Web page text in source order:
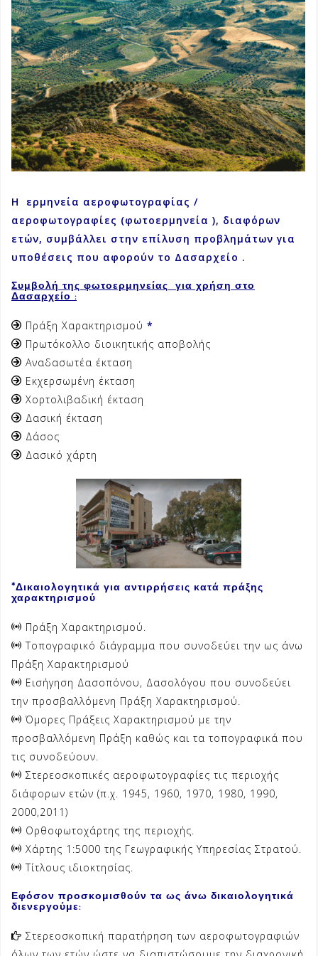
H ερμηνεία αεροφωτογραφίας /
αεροφωτογραφίες (φωτοερμηνεία ), διαφόρων
ετών, συμβάλλει στην επίλυση προβλημάτων για
υποθέσεις που αφορούν το Δασαρχείο .
Συμβολή της φωτοερμηνείας
για χρήση στο
Δασαρχείο :
Πράξη Χαρακτηρισμού *
Πρωτόκολλο διοικητικής αποβολής
Αναδασωτέα έκταση
Εκχερσωμένη έκταση
Χορτολιβαδική έκταση
Δασική έκταση
Δάσος
Δασικό χάρτη
*Δικαιολογητικά για αντιρρήσεις κατά πράξης
χαρακτηρισμού
Πράξη Χαρακτηρισμού.
Τοπογραφικό διάγραμμα που συνοδεύει την ως άνω
Πράξη Χαρακτηρισμού
Εισήγηση Δασοπόνου, Δασολόγου που συνοδεύει
την προσβαλλόμενη Πράξη Χαρακτηρισμού.
Όμορες Πράξεις Χαρακτηρισμού με την
προσβαλλόμενη Πράξη καθώς και τα τοπογραφικά που
τις συνοδεύουν.
Στερεοσκοπικές αεροφωτογραφίες τις περιοχής
διάφορων ετών (π.χ. 1945, 1960, 1970, 1980, 1990,
2000,2011)
Ορθοφωτοχάρτης της περιοχής.
Χάρτης 1:5000 της Γεωγραφικής Υπηρεσίας Στρατού.
Τίτλους ιδιοκτησίας.
Εφόσον προσκομισθούν τα ως άνω δικαιολογητικά
διενεργούμε:
Στερεοσκοπική παρατήρηση των αεροφωτογραφιών